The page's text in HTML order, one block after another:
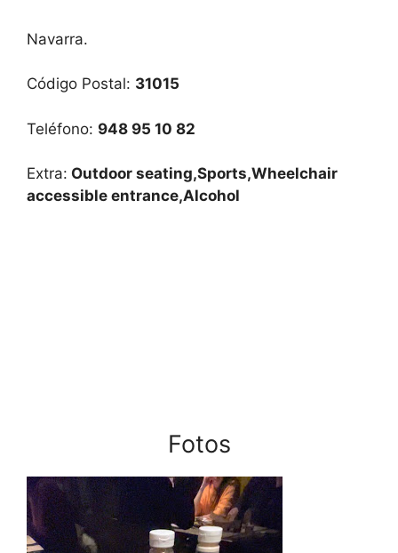
Navarra.
Código Postal: 31015
Teléfono: 948 95 10 82
Extra: Outdoor seating,Sports,Wheelchair
accessible entrance,Alcohol
Fotos